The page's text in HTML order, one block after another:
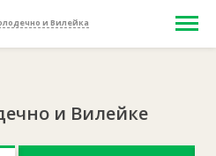
и Вилейка
и Вилейке